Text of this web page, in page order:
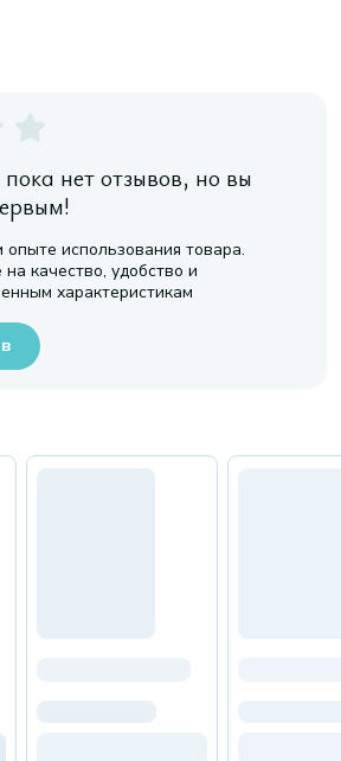
нет отзывов, но вы
использования товара.
качество, удобство и
характеристикам